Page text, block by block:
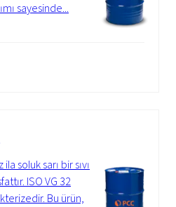
sayesinde...
soluk sarı bir sıvı
ISO VG 32
Bu ürün,